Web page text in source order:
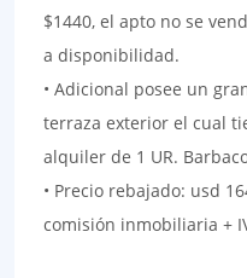
$1440, el apto no se
a disponibilidad.
• Adicional posee un
terraza exterior el cual
alquiler de 1 UR.
• Precio rebajado: usd
comisión inmobiliaria +